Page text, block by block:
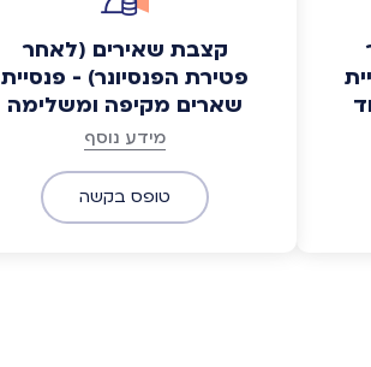
קצבת שאירים (לאחר
פטירת הפנסיונר) - פנסיית
שארים מקיפה ומשלימה
מידע נוסף
טופס בקשה